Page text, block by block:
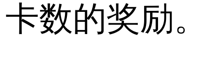
卡数的奖励。